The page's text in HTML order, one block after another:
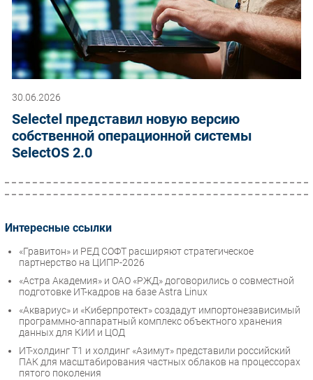
30.06.2026
Selectel представил новую версию
собственной операционной системы
SelectOS 2.0
Интересные ссылки
«Гравитон» и РЕД СОФТ расширяют стратегическое
партнерство на ЦИПР-2026
«Астра Академия» и ОАО «РЖД» договорились о совместной
подготовке ИТ-кадров на базе Astra Linux
«Аквариус» и «Киберпротект» создадут импортонезависимый
программно-аппаратный комплекс объектного хранения
данных для КИИ и ЦОД
ИТ-холдинг Т1 и холдинг «Азимут» представили российский
ПАК для масштабирования частных облаков на процессорах
пятого поколения